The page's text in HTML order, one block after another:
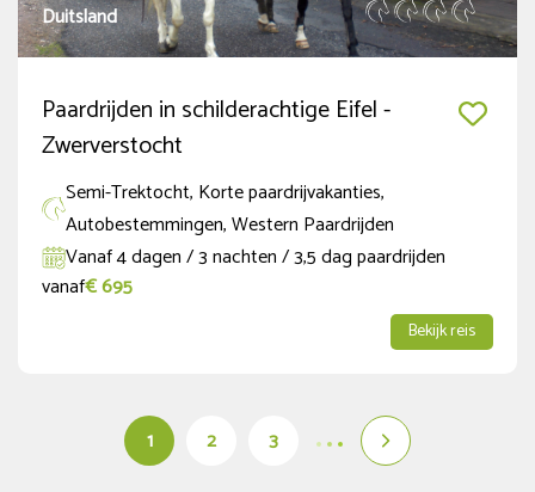
Duitsland
Paardrijden in schilderachtige Eifel -
Zwerverstocht
Semi-Trektocht, Korte paardrijvakanties,
Autobestemmingen, Western Paardrijden
Vanaf 4 dagen / 3 nachten / 3,5 dag paardrijden
vanaf€ 695
Bekijk reis
1 2 3